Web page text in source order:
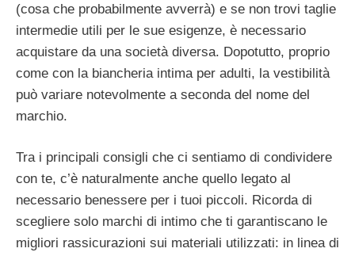
(cosa che probabilmente avverrà) e se non trovi taglie
intermedie utili per le sue esigenze, è necessario
acquistare da una società diversa. Dopotutto, proprio
come con la biancheria intima per adulti, la vestibilità
può variare notevolmente a seconda del nome del
marchio.
Tra i principali consigli che ci sentiamo di condividere
con te, c’è naturalmente anche quello legato al
necessario benessere per i tuoi piccoli. Ricorda di
scegliere solo marchi di intimo che ti garantiscano le
migliori rassicurazioni sui materiali utilizzati: in linea di